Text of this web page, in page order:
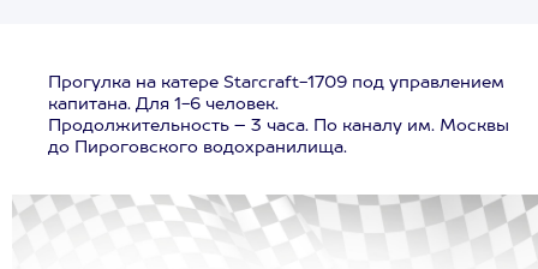
Прогулка на катере Starcraft-1709 под управлением
капитана. Для 1-6 человек.
Продолжительность – 3 часа. По каналу им. Москвы
до Пироговского водохранилища.